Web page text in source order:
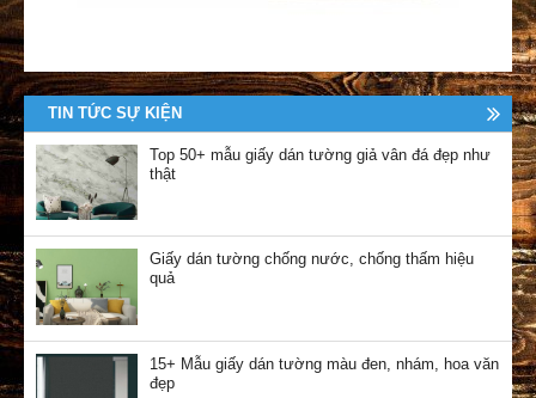
TIN TỨC SỰ KIỆN
Top 50+ mẫu giấy dán tường giả vân đá đẹp như
thật
Giấy dán tường chống nước, chống thấm hiệu
quả
15+ Mẫu giấy dán tường màu đen, nhám, hoa văn
đẹp